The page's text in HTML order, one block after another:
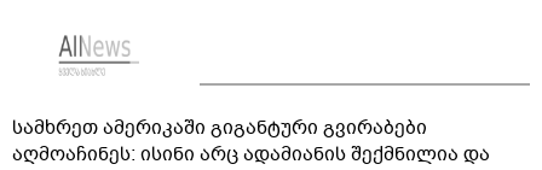
სამხრეთ ამერიკაში გიგანტური გვირაბები
აღმოაჩინეს: ისინი არც ადამიანის შექმნილია და